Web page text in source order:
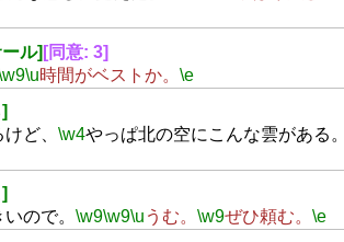
ル] [同意: 3]
\u時間がベストか。 \e
ど、 \w4やっぱ北の空にこんな雲がある。
ので。 \w9\w9\u うむ。 \w9ぜひ頼む。 \e